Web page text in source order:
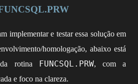
implementar e testar essa solução em
homologação, abaixo está
rotina FUNCSQL.PRW, com a
e foco na clareza.